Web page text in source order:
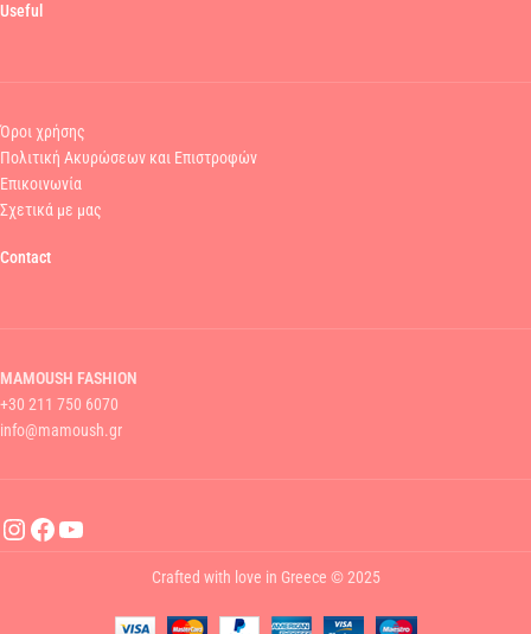
Useful
Όροι χρήσης
Πολιτική Ακυρώσεων και Επιστροφών
Επικοινωνία
Σχετικά με μας
Contact
MAMOUSH FASHION
+30 211 750 6070
info@mamoush.gr
Crafted with love in Greece © 2025